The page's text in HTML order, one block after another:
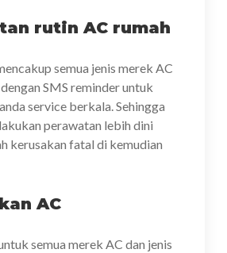
rutin AC rumah
semua jenis merek AC
SMS reminder untuk
service berkala. Sehingga
perawatan lebih dini
kerusakan fatal di kemudian
AC
semua merek AC dan jenis